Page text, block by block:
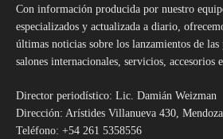
Con información producida por nuestro
especializados y actualizada a diario,
últimas noticias sobre los lanzamientos de las
salones internacionales, servicios,
Director periodístico: Lic. Damián Weizman
Dirección: Arístides Villanueva 430,
Teléfono: +54 261 5358556